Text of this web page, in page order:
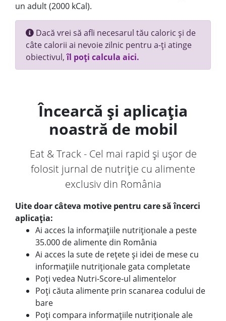
un adult (2000 kCal).
Dacă vrei să afli necesarul tău caloric și de
câte calorii ai nevoie zilnic pentru a-ți atinge
obiectivul,îl poți calcula aici.
Încearcă și aplicația
noastră de mobil
Eat & Track - Cel mai rapid și ușor de
folosit jurnal de nutriție cu alimente
exclusiv din România
Uite doar câteva motive pentru care să încerci
aplicația:
Ai acces la informațiile nutriționale a peste
35.000 de alimente din România
Ai acces la sute de rețete și idei de mese cu
informațiile nutriționale gata completate
Poți vedea Nutri-Score-ul alimentelor
Poți căuta alimente prin scanarea codului de
bare
Poți compara informațiile nutriționale ale